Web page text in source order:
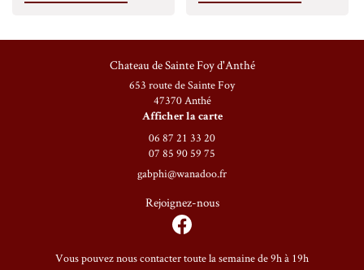
Chateau de Sainte Foy d'Anthé
653 route de Sainte Foy
47370 Anthé
Afficher la carte
06 87 21 33 20
07 85 90 59 75
Rejoignez-nous
Vous pouvez nous contacter toute la semaine de 9h à 19h